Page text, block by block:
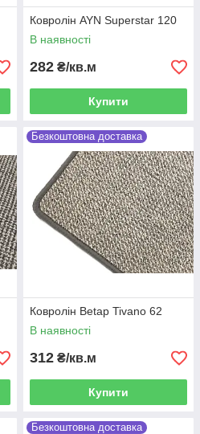
Ковролін AYN Superstar 120
В наявності
282 ₴/кв.м
Купити
Безкоштовна доставка
Ковролін Betap Tivano 62
В наявності
312 ₴/кв.м
Купити
Безкоштовна доставка